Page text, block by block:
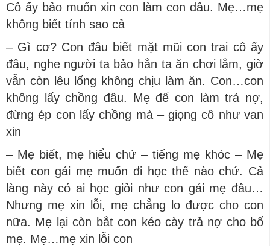
Cô ấy bảo muốn xin con làm con dâu. Mẹ…mẹ
không biết tính sao cả
– Gì cơ? Con đâu biết mặt mũi con trai cô ấy
đâu, nghe người ta bảo hắn ta ăn chơi lắm, giờ
vẫn còn lêu lổng không chịu làm ăn. Con…con
không lấy chồng đâu. Mẹ để con làm trả nợ,
đừng ép con lấy chồng mà – giọng cô như van
xin
– Mẹ biết, mẹ hiểu chứ – tiếng mẹ khóc – Mẹ
biết con gái mẹ muốn đi học thế nào chứ. Cả
làng này có ai học giỏi như con gái mẹ đâu…
Nhưng mẹ xin lỗi, mẹ chẳng lo được cho con
nữa. Mẹ lại còn bắt con kéo cày trả nợ cho bố
mẹ. Mẹ…mẹ xin lỗi con